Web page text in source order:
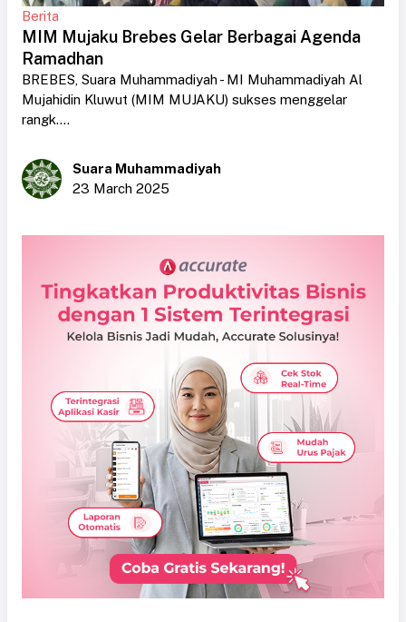
Berita
MIM Mujaku Brebes Gelar Berbagai Agenda
Ramadhan
BREBES, Suara Muhammadiyah - MI Muhammadiyah Al
Mujahidin Kluwut (MIM MUJAKU) sukses menggelar
rangk....
Suara Muhammadiyah
23 March 2025